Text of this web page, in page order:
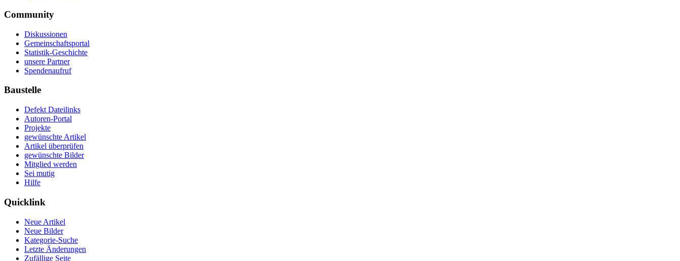
Community
Diskussionen
Gemeinschaftsportal
Statistik-Geschichte
unsere Partner
Spendenaufruf
Baustelle
Defekt Dateilinks
Autoren-Portal
Projekte
gewünschte Artikel
Artikel überprüfen
gewünschte Bilder
Mitglied werden
Sei mutig
Hilfe
Quicklink
Neue Artikel
Neue Bilder
Kategorie-Suche
Letzte Änderungen
Zufällige Seite